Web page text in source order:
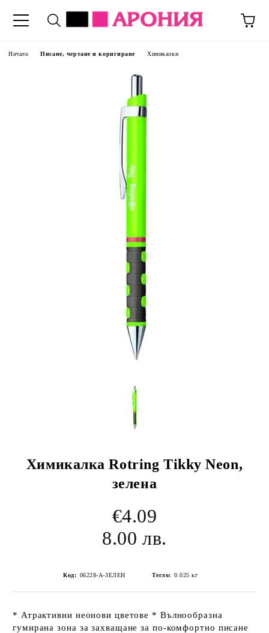
Начало Писане, чертане и коригиране Химикалки
Химикалка Rotring Tikky Neon,
зелена
€4.09
8.00 лв.
Код: 06228-А-ЗЕЛЕН Тегло: 0.025 кг
* Атрактивни неонови цветове * Вълнообразна
гумирана зона за захващане за по-комфортно писане